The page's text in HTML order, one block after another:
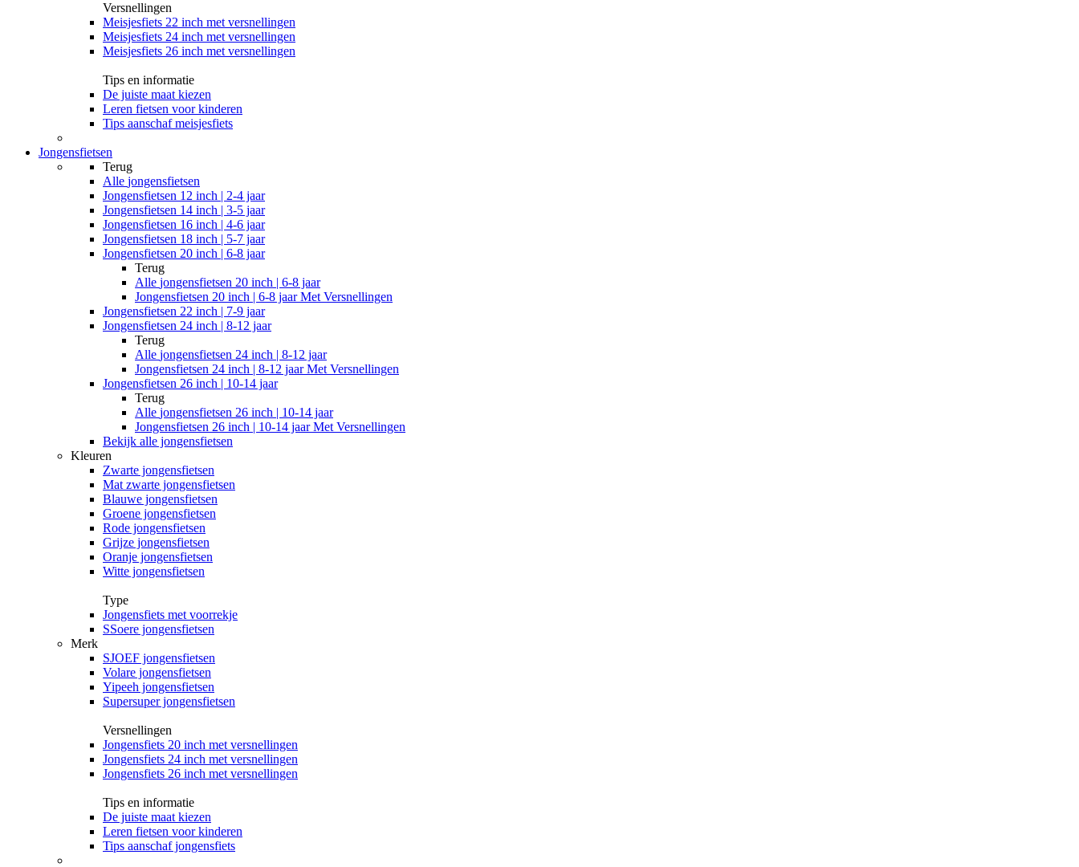
Versnellingen
Meisjesfiets 22 inch met versnellingen
Meisjesfiets 24 inch met versnellingen
Meisjesfiets 26 inch met versnellingen
Tips en informatie
De juiste maat kiezen
Leren fietsen voor kinderen
Tips aanschaf meisjesfiets
Jongensfietsen
Terug
Alle jongensfietsen
Jongensfietsen 12 inch | 2-4 jaar
Jongensfietsen 14 inch | 3-5 jaar
Jongensfietsen 16 inch | 4-6 jaar
Jongensfietsen 18 inch | 5-7 jaar
Jongensfietsen 20 inch | 6-8 jaar
Terug
Alle jongensfietsen 20 inch | 6-8 jaar
Jongensfietsen 20 inch | 6-8 jaar Met Versnellingen
Jongensfietsen 22 inch | 7-9 jaar
Jongensfietsen 24 inch | 8-12 jaar
Terug
Alle jongensfietsen 24 inch | 8-12 jaar
Jongensfietsen 24 inch | 8-12 jaar Met Versnellingen
Jongensfietsen 26 inch | 10-14 jaar
Terug
Alle jongensfietsen 26 inch | 10-14 jaar
Jongensfietsen 26 inch | 10-14 jaar Met Versnellingen
Bekijk alle jongensfietsen
Kleuren
Zwarte jongensfietsen
Mat zwarte jongensfietsen
Blauwe jongensfietsen
Groene jongensfietsen
Rode jongensfietsen
Grijze jongensfietsen
Oranje jongensfietsen
Witte jongensfietsen
Type
Jongensfiets met voorrekje
SSoere jongensfietsen
Merk
SJOEF jongensfietsen
Volare jongensfietsen
Yipeeh jongensfietsen
Supersuper jongensfietsen
Versnellingen
Jongensfiets 20 inch met versnellingen
Jongensfiets 24 inch met versnellingen
Jongensfiets 26 inch met versnellingen
Tips en informatie
De juiste maat kiezen
Leren fietsen voor kinderen
Tips aanschaf jongensfiets